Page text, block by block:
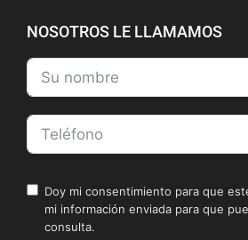
NOSOTROS LE LLAMAMOS
Doy mi consentimiento para que
mi información enviada para que
consulta.